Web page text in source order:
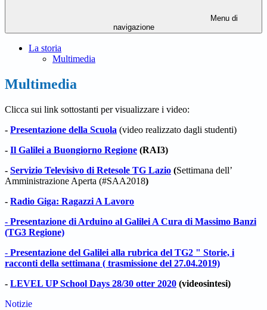
Menu di
navigazione
La storia
Multimedia
Multimedia
Clicca sui link sottostanti per visualizzare i video:
- Presentazione della Scuola (video realizzato dagli studenti)
- Il Galilei a Buongiorno Regione (RAI3)
- Servizio Televisivo di Retesole TG Lazio (Settimana dell’
Amministrazione Aperta (#SAA2018)
- Radio Giga: Ragazzi A Lavoro
- Presentazione di Arduino al Galilei A Cura di Massimo Banzi
(TG3 Regione)
- Presentazione del Galilei alla rubrica del TG2 " Storie, i
racconti della settimana ( trasmissione del 27.04.2019)
- LEVEL UP School Days 28/30 otter 2020 (videosintesi)
Notizie